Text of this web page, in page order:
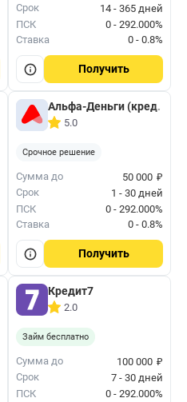
Срок
14 - 365 дней
ПСК
0 - 292.000%
Ставка
0 - 0.8%
Получить
Альфа-Деньги (кред.
5.0
Срочное решение
Сумма до 50 000 ₽
Срок
1 - 30 дней
ПСК
0 - 292.000%
Ставка
0 - 0.8%
Получить
Кредит7
2.0
Займ бесплатно
Сумма до 100 000 ₽
Срок
7 - 30 дней
ПСК
0 - 292.000%